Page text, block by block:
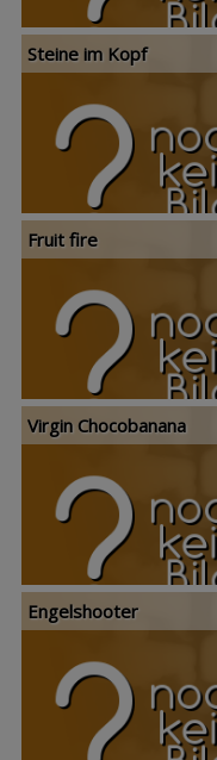
Steine im Kopf
Fruit fire
Virgin Chocobanana
Engelshooter